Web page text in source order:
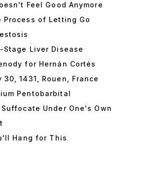
Feel Good Anymore
Process of Letting Go
Stage Liver Disease
for Hernán Cortés
30, 1431, Rouen, France
Pentobarbital
Suffocate Under One's Own
Hang for This